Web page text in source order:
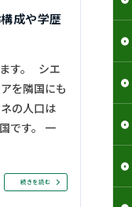
成や学歴
す。 シエ
を隣国にも
の人口は
です。 一
続きを読む